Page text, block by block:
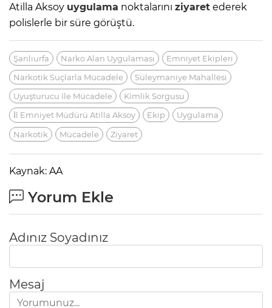
Atilla Aksoy uygulama noktalarını ziyaret ederek
polislerle bir süre görüştü.
Şanlıurfa Narko Alan Uygulaması
Emniyet Ekipleri
Narkotik Suçlarla Mücadele
Süleymaniye Mahallesi
Uyuşturucu Ile Mücadele
Kimlik Sorgusu
İl Emniyet Müdürü Atilla Aksoy
Ekip
Uygulama
Narkotik
Mücadele Ziyaret
Kaynak: AA
Yorum Ekle
Adınız Soyadınız
Mesaj